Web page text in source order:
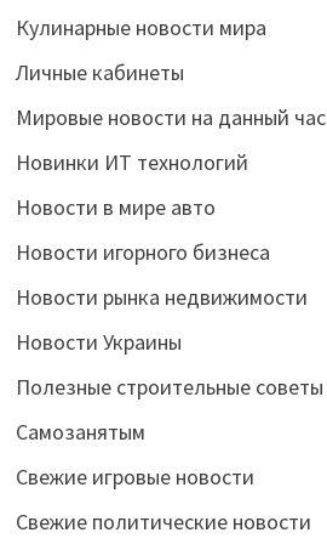
Кулинарные новости мира
Личные кабинеты
Мировые новости на данный час
Новинки ИТ технологий
Новости в мире авто
Новости игорного бизнеса
Новости рынка недвижимости
Новости Украины
Полезные строительные советы
Самозанятым
Свежие игровые новости
Свежие политические новости